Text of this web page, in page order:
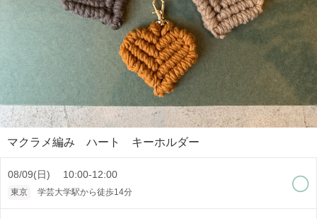
マクラメ編み ハート キーホルダー
08/09(日) 10:00-12:00
東京 学芸大学駅から徒歩14分